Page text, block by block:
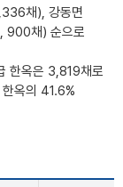
채), 강동면
900채) 순으로
한옥은 3,819채로
옥의 41.6%